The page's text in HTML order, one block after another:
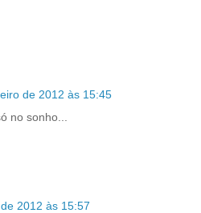
de 2012 às 15:45
no sonho...
2012 às 15:57